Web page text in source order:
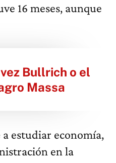
16 meses, aunque
Bullrich o el
Massa
a estudiar economía,
en la